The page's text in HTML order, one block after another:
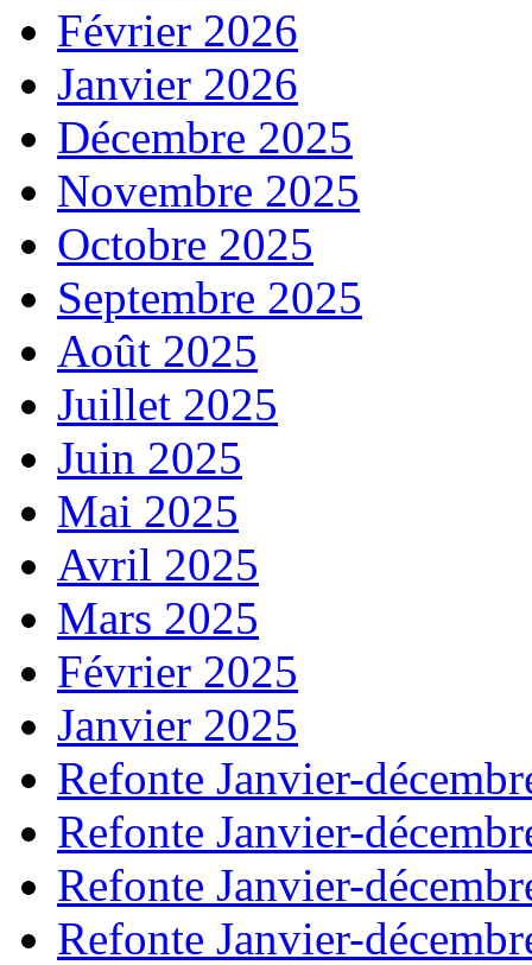
Février 2026
Janvier 2026
Décembre 2025
Novembre 2025
Octobre 2025
Septembre 2025
Août 2025
Juillet 2025
Juin 2025
Mai 2025
Avril 2025
Mars 2025
Février 2025
Janvier 2025
Refonte Janvier-
Refonte Janvier-
Refonte Janvier-
Refonte Janvier-